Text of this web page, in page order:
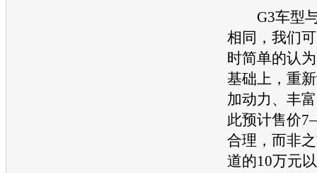
G3车型
相同，我们
时简单的认
基础上，重
加动力、丰
此预计售价
合理，而非
道的10万元